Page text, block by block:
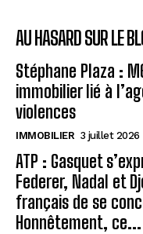
AU HASARD SUR LE
Stéphane Plaza :
immobilier lié à
violences
IMMOBILIER 3 juillet 2026
ATP : Gasquet
Federer, Nadal et
français de se
Honnêtement, ce...